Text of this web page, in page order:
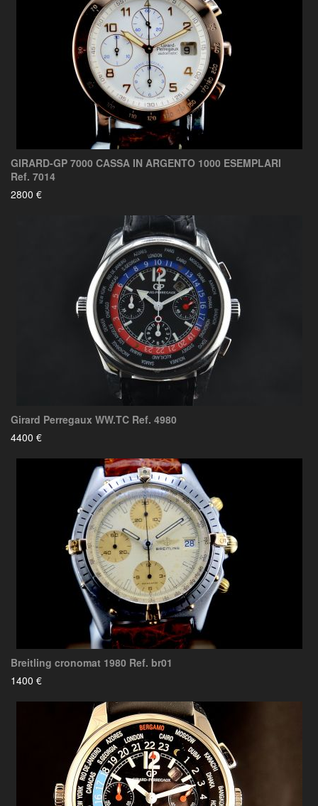
GIRARD-GP 7000 CASSA IN ARGENTO 1000 ESEMPLARI
Ref. 7014
2800 €
Girard Perregaux WW.TC Ref. 4980
4400 €
Breitling cronomat 1980 Ref. br01
1400 €